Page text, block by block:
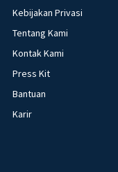
Kebijakan Privasi
Tentang Kami
Kontak Kami
Press Kit
Bantuan
Karir